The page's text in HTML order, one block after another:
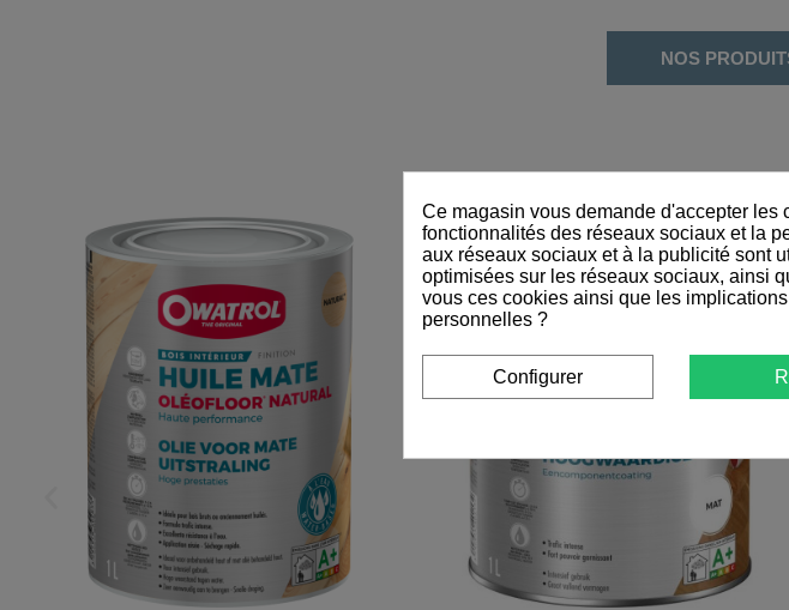
NOS
Ce magasin vous demande d'accepter
fonctionnalités des réseaux sociaux et la
aux réseaux sociaux et à la publicité sont
optimisées sur les réseaux sociaux, ainsi
vous ces cookies ainsi que les
personnelles ?
Configurer